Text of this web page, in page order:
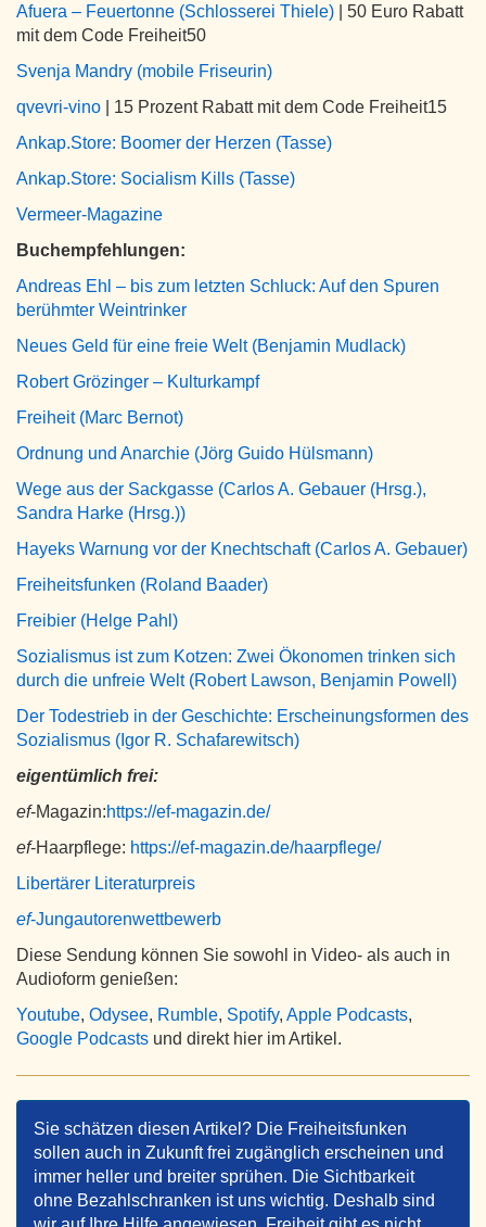
Afuera – Feuertonne (Schlosserei Thiele) | 50 Euro Rabatt
mit dem Code Freiheit50
Svenja Mandry (mobile Friseurin)
qvevri-vino | 15 Prozent Rabatt mit dem Code Freiheit15
Ankap.Store: Boomer der Herzen (Tasse)
Ankap.Store: Socialism Kills (Tasse)
Vermeer-Magazine
Buchempfehlungen:
Andreas Ehl – bis zum letzten Schluck: Auf den Spuren
berühmter Weintrinker
Neues Geld für eine freie Welt (Benjamin Mudlack)
Robert Grözinger – Kulturkampf
Freiheit (Marc Bernot)
Ordnung und Anarchie (Jörg Guido Hülsmann)
Wege aus der Sackgasse (Carlos A. Gebauer (Hrsg.),
Sandra Harke (Hrsg.))
Hayeks Warnung vor der Knechtschaft (Carlos A. Gebauer)
Freiheitsfunken (Roland Baader)
Freibier (Helge Pahl)
Sozialismus ist zum Kotzen: Zwei Ökonomen trinken sich
durch die unfreie Welt (Robert Lawson, Benjamin Powell)
Der Todestrieb in der Geschichte: Erscheinungsformen des
Sozialismus (Igor R. Schafarewitsch)
eigentümlich frei:
ef-Magazin:https://ef-magazin.de/
ef-Haarpflege: https://ef-magazin.de/haarpflege/
Libertärer Literaturpreis
ef-Jungautorenwettbewerb
Diese Sendung können Sie sowohl in Video- als auch in
Audioform genießen:
Youtube, Odysee, Rumble, Spotify, Apple Podcasts,
Google Podcasts und direkt hier im Artikel.
Sie schätzen diesen Artikel? Die Freiheitsfunken
sollen auch in Zukunft frei zugänglich erscheinen und
immer heller und breiter sprühen. Die Sichtbarkeit
ohne Bezahlschranken ist uns wichtig. Deshalb sind